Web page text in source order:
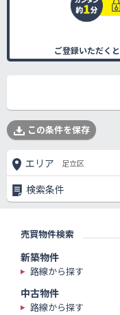
ご登録いただくと
この条件を保存
エリア 足立区
検索条件
売買物件検索
新築物件
路線から探す
中古物件
路線から探す